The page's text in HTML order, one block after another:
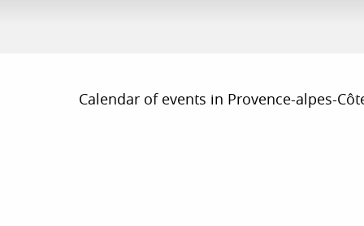
Calendar of events in Provence-alpes-